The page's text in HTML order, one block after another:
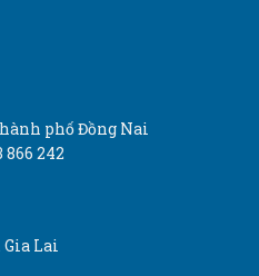
phố Đồng Nai
866 242
Lai